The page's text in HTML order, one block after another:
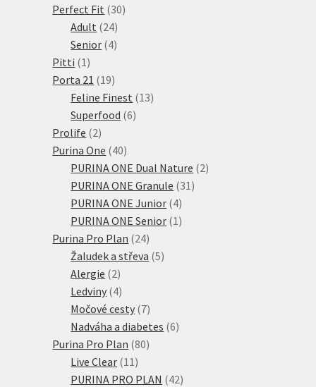
produktů
Perfect Fit 3030
Adult 2424
produktů
Senior 44
Pitti 1 1
produkt
Porta 21 1919
produktů
Feline Finest 1313
Superfood 66
Prolife 22
produkty
Purina One 4040
produktů
PURINA ONE Dual Nature 22
PURINA ONE Granule 31 31
PURINA ONE Junior 44
produkty
PURINA ONE Senior 1 1
Purina Pro Plan 2424
produktů
Žaludek a střeva 55
Alergie 22
produkty
Ledviny 44
produkty
Močové cesty 77
produktů
Nadváha a diabetes 66
Purina Pro Plan 8080
Live Clear 11 11
produktů
PURINA PRO PLAN 4242